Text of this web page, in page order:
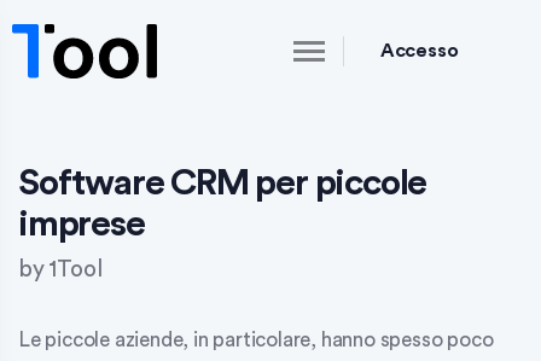
Accesso
Software CRM per piccole
imprese
by1Tool
Le piccole aziende, in particolare, hanno spesso poco